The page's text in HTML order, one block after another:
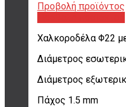
Προβολή προϊόντος
Χαλκοροδέλα Φ22
Διάμετρος
Διάμετρος
Πάχος 1.5 mm
όλες οι
για να
ποια σου
ΠΟΥ
Σουρή 20,